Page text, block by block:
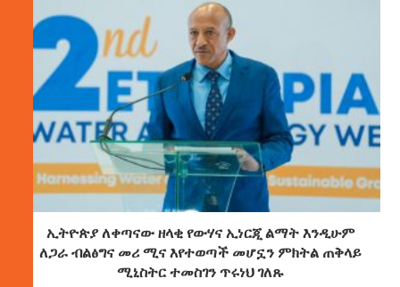
ኢትዮጵያ ለቀጣናው ዘላቂ የውሃና ኢነርጂ ልማት እንዲሁም
ለጋራ ብልፅግና መሪ ሚና እየተወጣች መሆኗን ምክትል ጠቅላይ
ሚኒስትር ተመስገን ጥሩነህ ገለጹ